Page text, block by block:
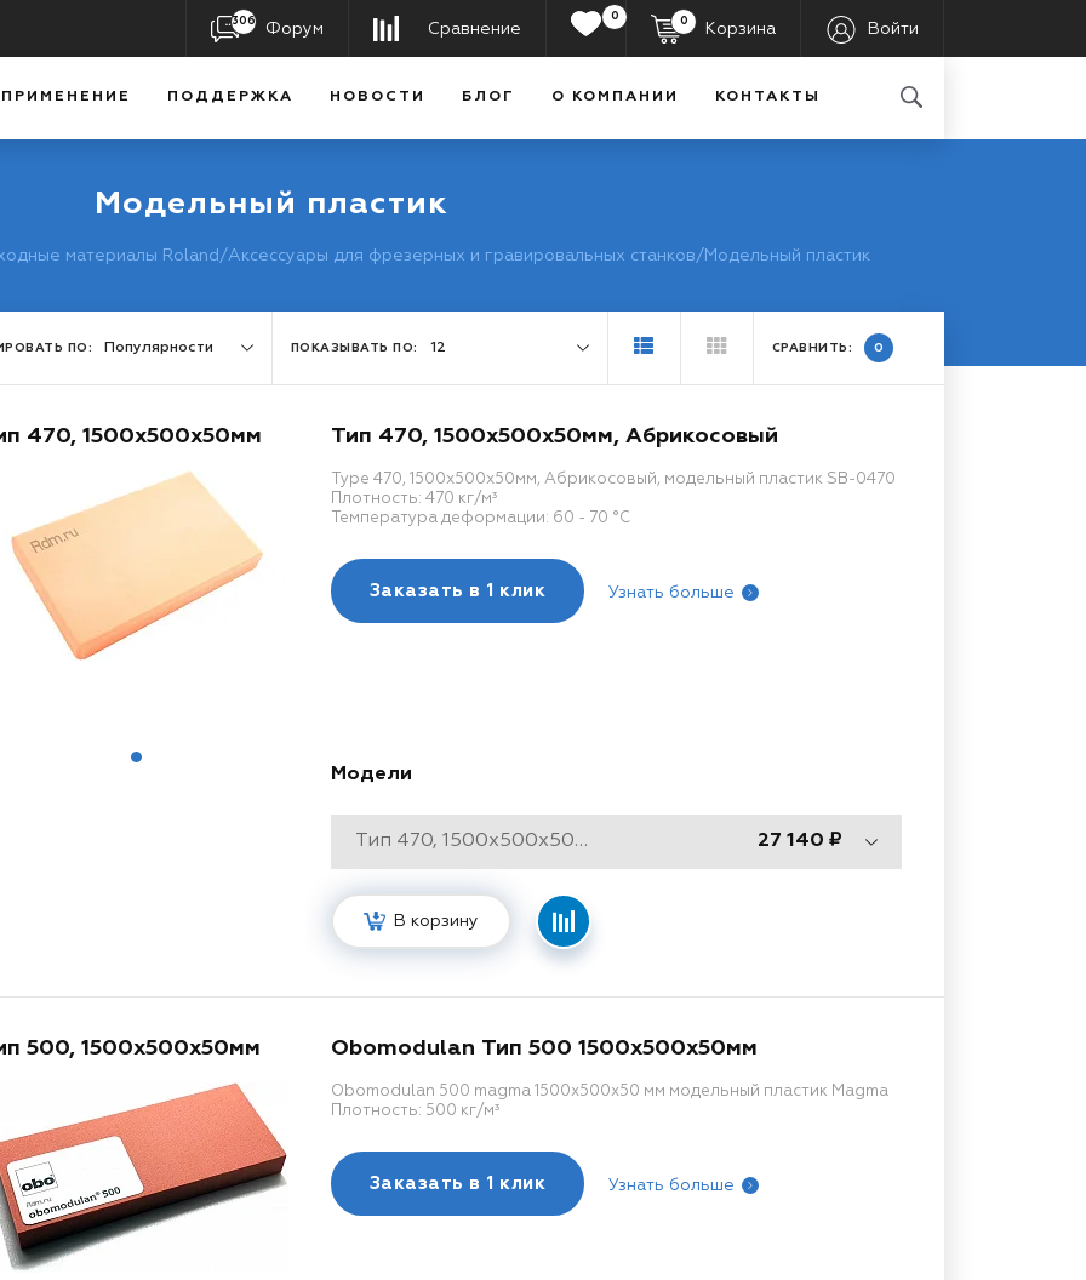
306 Форум Сравнение
0 0 Корзина Войти
ПРИМЕНЕНИЕ ПОДДЕРЖКА НОВОСТИ БЛОГ О КОМПАНИИ КОНТАКТЫ
Модельный пластик
материалы Roland /Аксессуары для фрезерных и гравировальных станков/ Модельный пластик
ПО: Популярности ПОКАЗЫВАТЬ ПО: 12 СРАВНИТЬ: 0
470, 1500x500x50мм Тип 470, 1500x500x50мм, Абрикосовый
Type 470, 1500x500x50мм, Абрикосовый, модельный пластик SB-0470
Плотность: 470 кг/м³
Температура деформации: 60 - 70 °C
Заказать в 1 клик Узнать больше
Модели
Тип 470, 1500x500x50мм 27 140
В корзину
500, 1500x500x50мм Obomodulan Тип 500 1500x500x50мм
Obomodulan 500 magma 1500x500x50 мм модельный пластик Magma
Плотность: 500 кг/м³
Заказать в 1 клик Узнать больше